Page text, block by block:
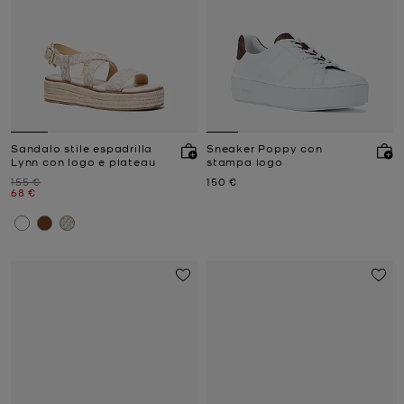
Sandalo stile espadrilla
Lynn con logo e plateau
Prezzo iniziale
155 €
Prezzo attuale
68 €
Sneaker Poppy con
stampa logo
Prezzo attuale
150 €